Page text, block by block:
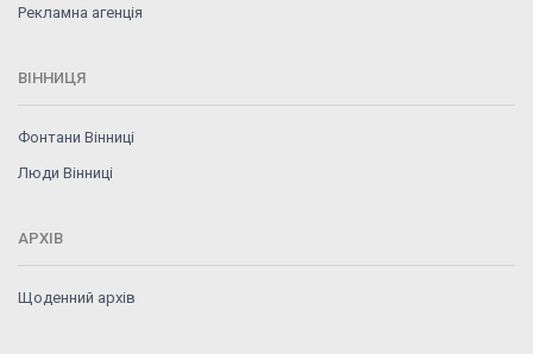
Рекламна агенція
ВІННИЦЯ
Фонтани Вінниці
Люди Вінниці
АРХІВ
Щоденний архів